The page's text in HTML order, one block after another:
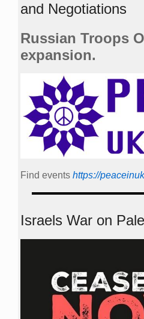
and Negotiations
Russian Troops
expansion.
Find events https://
Israels War on